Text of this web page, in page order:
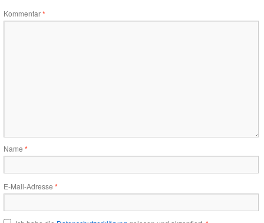
Kommentar*
Name *
E-Mail-Adresse *